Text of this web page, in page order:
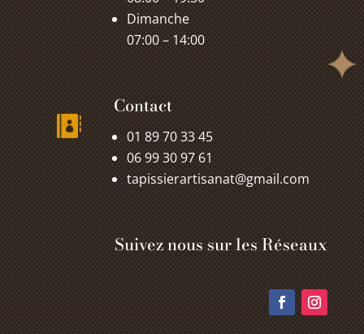
Dimanche
07:00 – 14:00

Contact
01 89 70 33 45
06 99 30 97 61
tapissierartisanat@gmail.com
Suivez nous sur les Réseaux